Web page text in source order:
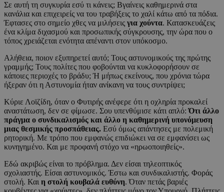
Σε αυτή τη συγκυρία εσύ τι κάνεις; Βγαίνεις καθημερινά στα
κανάλια και επιχειρείς να του τραβήξεις το χαλί κάτω από τα πόδια.
Έφτασες στο σημείο χθες να μιλήσεις για χούντα. Κατασκευάζεις
ένα κλίμα διχασμού και προσωπικής σύγκρουσης, την ώρα που ο
τόπος χρειάζεται ενότητα απέναντι στον υπόκοσμο.
Αλήθεια, ποιον εξυπηρετεί αυτό; Τους αστυνομικούς της πρώτης
γραμμής; Τους πολίτες που φοβούνται να κυκλοφορήσουν σε
κάποιες περιοχές το βράδυ; Ή μήπως εκείνους, που χρόνια τώρα
ήξεραν ότι η Αστυνομία ήταν ανίκανη να τους συντρίψει;
Κύριε Λοϊζίδη, όταν ο Φυτιρής ανέφερε ότι η οχληρία προκαλεί
αναστάτωση, δεν σε φίμωσε. Σου υπενθύμισε κάτι απλό:Ότι άλλο
πράγμα ο συνδικαλισμός και άλλο η καθημερινή υπονόμευση
μιας θεσμικής προσπάθειας. Εσύ όμως απάντησες με πολεμική
ρητορική. Με τρόπο που εμφανώς επιδιώκει να σε εμφανίσει ως
κυνηγημένο. Και με προφανή στόχο να «ηρωοποιηθείς».
Εδώ ακριβώς είναι το πρόβλημα. Δεν είσαι τηλεοπτικός
σχολιαστής. Είσαι αστυνομικός. Έστω και συνδικαλιστής. Φοράς
στολή. Και η στολή κουβαλά ευθύνη. Όταν πετάς βαριές